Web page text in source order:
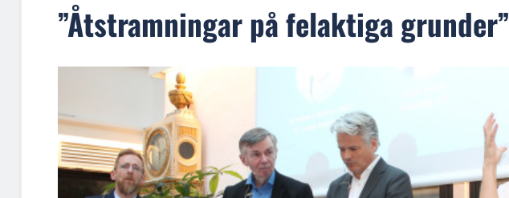
”Åtstramningar på felaktiga grunder”